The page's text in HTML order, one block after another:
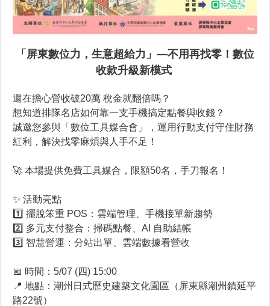
「屏東數位力，生意超給力」—不用再找零！數位
收款升級新模式
還在擔心營收破20萬 稅金就翻倍嗎？
想知道排隊名店如何靠一支手機搞定點餐與收錢？
誠邀您參與「數位工具媒合會」，運用行動支付守住財務
紅利，解決找零麻煩與人手不足！
🚀 本場提供免費工具媒合，限額50名，手刀報名！
✨ 活動亮點
1️⃣ 擺脫笨重 POS：雲端管理、手機接單新趨勢
2️⃣ 多元支付整合：掃碼點餐、AI 自助結帳
3️⃣ 智慧營運：分站出單、雲端數據看營收
📅 時間：5/07 (四) 15:00
📍 地點：潮州日式歷史建築文化園區（屏東縣潮州鎮延平
路22號）